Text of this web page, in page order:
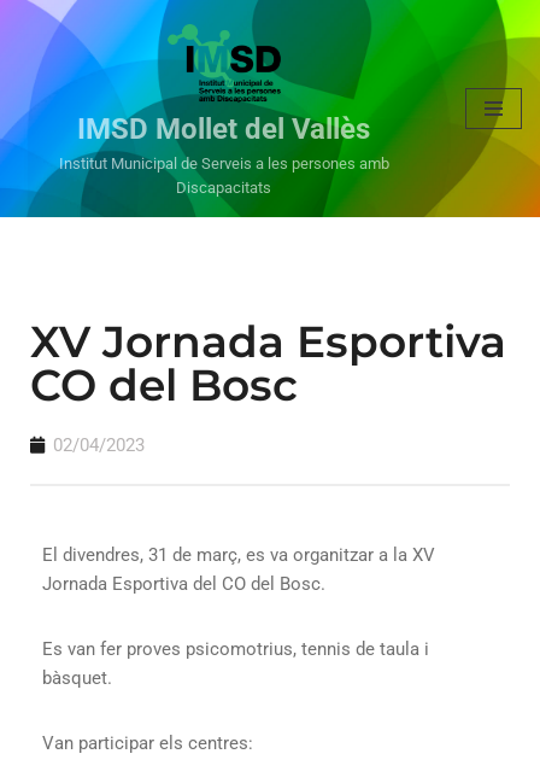
Vés
al
contingutIMSD Mollet del Vallès
Institut Municipal de Serveis a les persones amb
Discapacitats
XV Jornada Esportiva
CO del Bosc
02/04/2023
El divendres, 31 de març, es va organitzar a la XV
Jornada Esportiva del CO del Bosc.
Es van fer proves psicomotrius, tennis de taula i
bàsquet.
Van participar els centres: